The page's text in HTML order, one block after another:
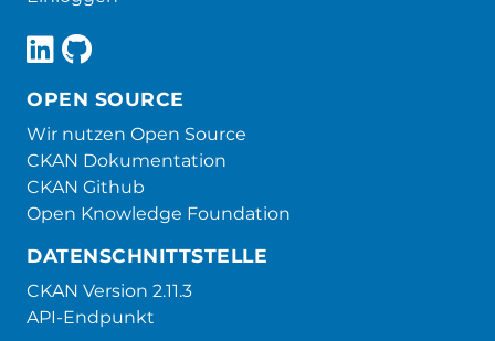
OPEN SOURCE
Wir nutzen Open Source
CKAN Dokumentation
CKAN Github
Open Knowledge Foundation
DATENSCHNITTSTELLE
CKAN Version 2.11.3
API-Endpunkt